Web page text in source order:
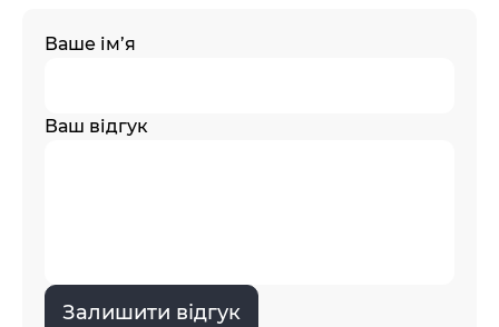
Ваше ім’я
Ваш відгук
Залишити відгук